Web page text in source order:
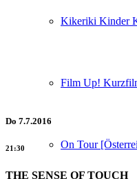
Kikeriki Kinder
Film Up!
On Tour
Do 7.7.2016
21:30
THE SENSE OF TOUCH